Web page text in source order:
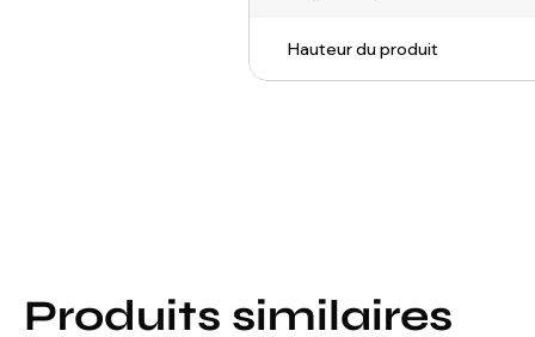
Hauteur du produit
Produits similaires